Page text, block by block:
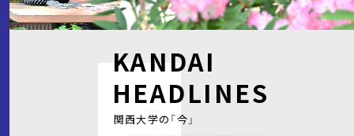
KANDAI
HEADLINES
関西大学の「今」